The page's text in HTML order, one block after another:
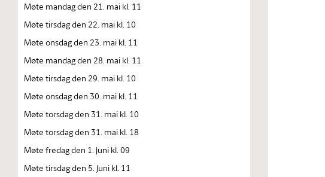
Møte mandag den 21. mai kl. 11
Møte tirsdag den 22. mai kl. 10
Møte onsdag den 23. mai kl. 11
Møte mandag den 28. mai kl. 11
Møte tirsdag den 29. mai kl. 10
Møte onsdag den 30. mai kl. 11
Møte torsdag den 31. mai kl. 10
Møte torsdag den 31. mai kl. 18
Møte fredag den 1. juni kl. 09
Møte tirsdag den 5. juni kl. 11